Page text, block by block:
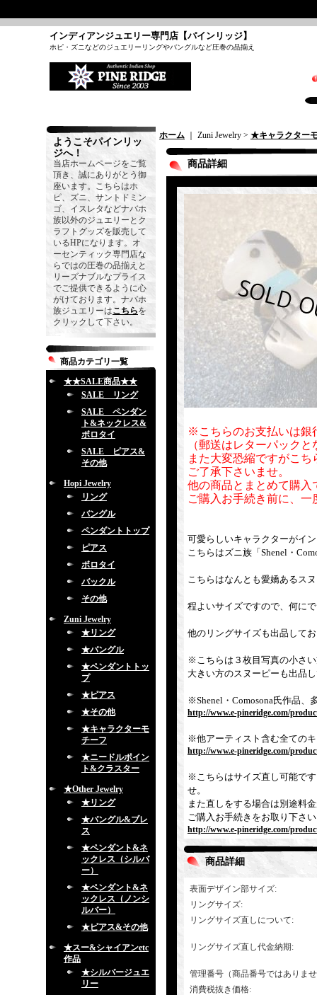
インディアンジュエリー専門店【パインリッジ】
ホピ・ズニなどのジュエリーリングやバングルなど圧巻の品揃え
ようこそパインリッ
ジへ！
当店ホームページをご覧
頂き、誠にありがとう御
座います。こちらはホ
ピ、ズニ、サントドミン
ゴ、イスレタなどナバホ
族以外のジュエリーとク
ラフトグッズを販売して
いるHPになります。オ
ーセンティック専門店な
らではの圧巻の品揃えと
リーズナブルなプライス
でご提供できるように心
がけております。ナバホ
族ジュエリーはこちらを
クリックして下さい。
商品カテゴリ一覧
★★SALE商品★★
SALE リング
SALE ペンダン
ト&ネックレス&
ボロタイ
SALE ピアス&
その他
Hopi Jewelry
リング
バングル
ペンダントトップ
ピアス
ボロタイ
バックル
その他
Zuni Jewelry
★リング
★バングル
★ペンダントトッ
プ
★ピアス
★その他
★キャラクターモ
チーフ
★ニードルポイン
ト&クラスター
★Other Jewelry
★リング
★バングル&ブレ
ス
★ペンダント&ネ
ックレス（シルバ
ー）
★ペンダント&ネ
ックレス（ノンシ
ルバー）
★ピアス&その他
★スー&シャイアンetc
作品
★シルバージュエ
リー
ホーム ｜ Zuni Jewelry > ★キャラクター
商品詳細
※こちらのお支払いは銀
（郵送はレターパック
また大変恐縮ですがこ
ご了承下さいませ。
他の商品とまとめて購入
ご購入お手続き前に、
可愛らしいキャラクターがイ
こちらはズニ族「Shenel・
こちらはなんとも愛嬌あるス
程よいサイズですので、何に
他のリングサイズも出品して
※こちらは３枚目写真の小さ
大きい方のスヌーピーも出品
※Shenel・Comosona氏作品、
http://www.e-pineridge.com/
※他アーティスト含む全ての
http://www.e-pineridge.com/
※こちらはサイズ直し可能で
せ。
また直しをする場合は別途料
ご購入お手続きをお取り下さ
http://www.e-pineridge.com/
商品詳細
表面デザイン部サイズ:
リングサイズ:
リングサイズ直しについて:
リングサイズ直し代金納期:
管理番号（商品番号ではありま
消費税抜き価格: